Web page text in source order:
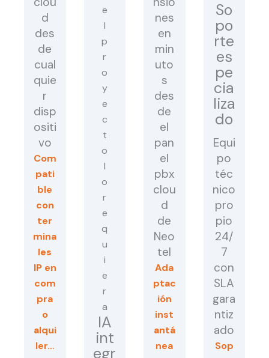
d
des
de
cual
quie
r
disp
ositi
vo
Com
pati
ble
con
ter
mina
les
IP en
com
pra
o
alqui
ler…
IA
int
egr
nes
en
min
uto
s
des
de
el
pan
el
pbx
clou
d
de
Neo
tel
Ada
ptac
ión
inst
antá
nea
So
po
rte
es
pe
cia
liza
do
Equi
po
téc
nico
pro
pio
24/
7
con
SLA
gara
ntiz
ado
Sop